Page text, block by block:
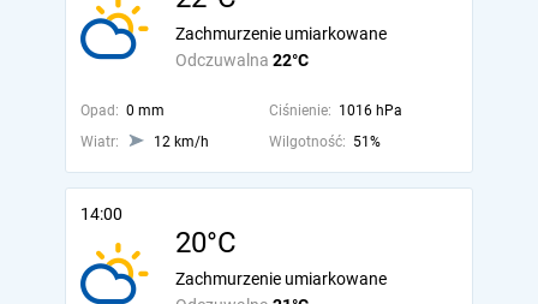
Odczuwalna 22°C
Zachmurzenie umiarkowane
Opad: 0 mm Ciśnienie: 1016 hPa
Wiatr:
12 km/h Wilgotność: 51%
14:00
20°C
Zachmurzenie umiarkowane